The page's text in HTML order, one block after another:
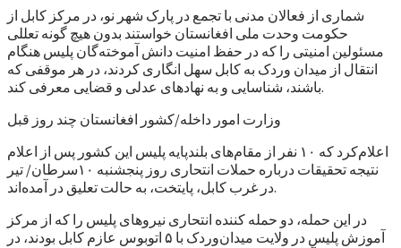
شماری از فعالان مدنی با تجمع در پارک شهر نو، در مرکز کابل از
حکومت وحدت ملی افغانستان خواستند بدون هیچ گونه تعللی
مسئولین امنیتی را که در حفظ امنیت دانش آموخته‌گان پلیس هنگام
انتقال از میدان وردک به کابل سهل انگاری کردند، در هر موقفی که
باشند، شناسایی و به نهادهای عدلی و قضایی معرفی کند.
وزارت امور داخله/کشور افغانستان چند روز قبل
اعلام‌کرد که ۱۰ نفر از مقام‌های بلند‌پایه پلیس این کشور پس از اعلام
نتیجه تحقیقات درباره حملات انتحاری روز پنجشنبه ۱۰سرطان/ تیر
در غرب کابل، پایتخت، به حالت تعلیق در آمده‌اند.
در این حمله، دو حمله کننده انتحاری نیروهای پلیس را که از مرکز
آموزش پلیس در ولایت میدان‌وردک با ۵ اتوبوس عازم کابل بودند، در